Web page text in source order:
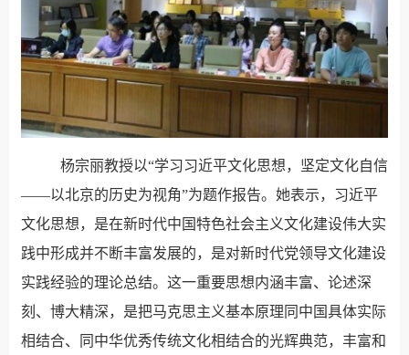
杨宗丽教授以“学习习近平文化思想，坚定文化自信
——以北京的历史为视角”为题作报告。她表示，习近平
文化思想，是在新时代中国特色社会主义文化建设伟大实
践中形成并不断丰富发展的，是对新时代党领导文化建设
实践经验的理论总结。这一重要思想内涵丰富、论述深
刻、博大精深，是把马克思主义基本原理同中国具体实际
相结合、同中华优秀传统文化相结合的光辉典范，丰富和